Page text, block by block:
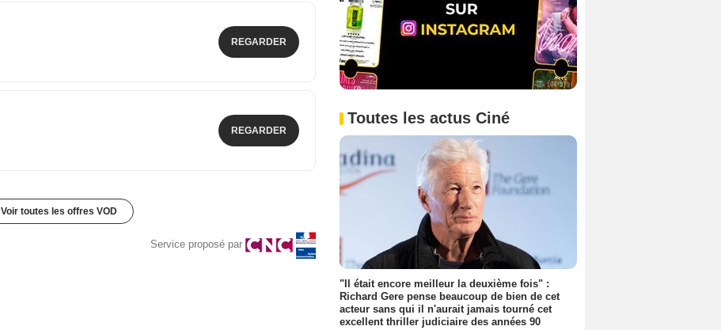
REGARDER
REGARDER
Voir toutes les offres VOD
Service proposé par
Toutes les actus Ciné
"Il était encore meilleur la deuxième fois" :
Richard Gere pense beaucoup de bien de cet
acteur sans qui il n'aurait jamais tourné cet
excellent thriller judiciaire des années 90